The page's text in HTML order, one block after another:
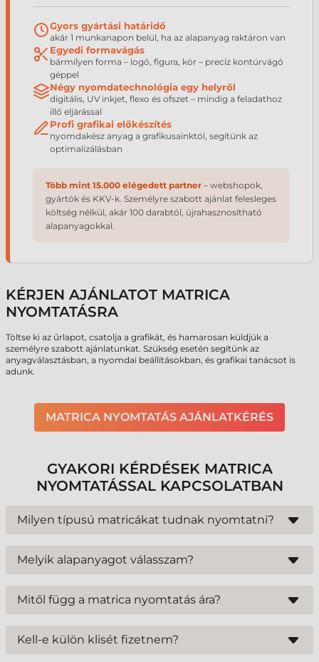
Gyors gyártási határidő
akár 1 munkanapon belül, ha az alapanyag raktáron van
Egyedi formavágás
bármilyen forma – logó, figura, kör – precíz kontúrvágó
géppel
Négy nyomdatechnológia egy helyről
digitális, UV inkjet, flexo és ofszet – mindig a feladathoz
illő eljárással
Profi grafikai előkészítés
nyomdakész anyag a grafikusainktól, segítünk az
optimalizálásban
Több mint 15.000 elégedett partner – webshopok,
gyártók és KKV-k. Személyre szabott ajánlat felesleges
költség nélkül, akár 100 darabtól, újrahasznosítható
alapanyagokkal.
KÉRJEN AJÁNLATOT MATRICA
NYOMTATÁSRA
Töltse ki az űrlapot, csatolja a grafikát, és hamarosan küldjük a
személyre szabott ajánlatunkat. Szükség esetén segítünk az
anyagválasztásban, a nyomdai beállításokban, és grafikai tanácsot is
adunk.
MATRICA NYOMTATÁS AJÁNLATKÉRÉS
GYAKORI KÉRDÉSEK MATRICA
NYOMTATÁSSAL KAPCSOLATBAN
Milyen típusú matricákat tudnak nyomtatni?
zárócímkéket, ipari vagy logisztikai célú matricákat – akár kültérre,
Melyik alapanyagot válasszam?
műanyag (vinyl, PE, PET) alapanyagot javaslunk. A ragasztó erőssége is
esetén mintát biztosítunk teszteléshez.
Mitől függ a matrica nyomtatás ára?
grafikai előkészítés igénye és a gyártási határidő együttesen határozza
Kell-e külön klisét fizetnem?